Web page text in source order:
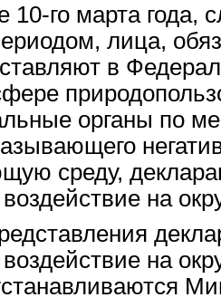
10-го марта года,
лица,
в
органы по
среду,
воздействие на
воздействие на